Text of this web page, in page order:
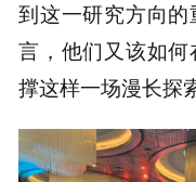
到这一研究方向
言，他们又该如
撑这样一场漫长探